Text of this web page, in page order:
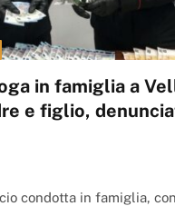
in famiglia a
e figlio,
condotta in famiglia,